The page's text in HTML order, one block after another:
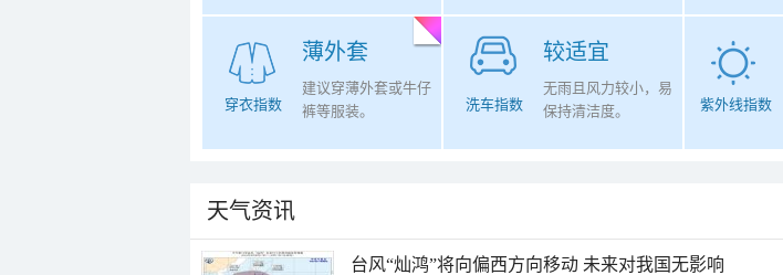
薄外套
穿衣指数
建议穿薄外套或牛仔
裤等服装。
较适宜
洗车指数
无雨且风力较小，易
保持清洁度。
紫外线指数
天气资讯
台风“灿鸿”将向偏西方向移动 未来对我国无影响